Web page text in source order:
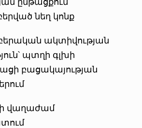
նեղ կոնք
ակտիվության
պտղի գլխի
բացակայության
վաղաժամ